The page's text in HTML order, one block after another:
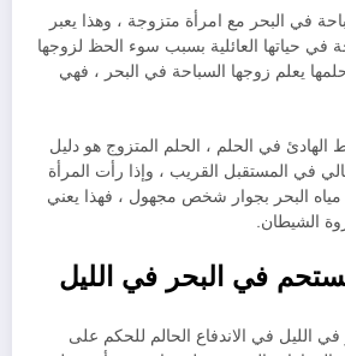
في البحر مع امرأة متزوجة ، وهذا يعبر
في حياتها العائلية بسبب سوء الحظ لزوجها
يعلم زوجها السباحة في البحر ، فهي
في الحلم ، الحلم المتزوج هو دليل
في المستقبل القريب ، وإذا رأت المرأة
مياه البحر بجوار شخص مجهول ، فهذا يعني
الشيطان.
في البحر في الليل
الليل في الاندفاع الحالم للحكم على